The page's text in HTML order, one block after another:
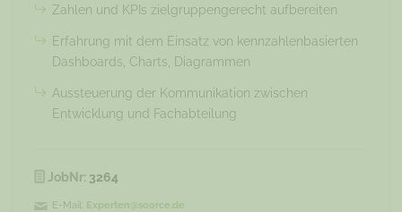
Zahlen und KPIs zielgruppengerecht aufbereiten
Erfahrung mit dem Einsatz von kennzahlenbasierten
Dashboards, Charts, Diagrammen
Aussteuerung der Kommunikation zwischen
Entwicklung und Fachabteilung
JobNr: 3264
E-Mail: Experten@soorce.de